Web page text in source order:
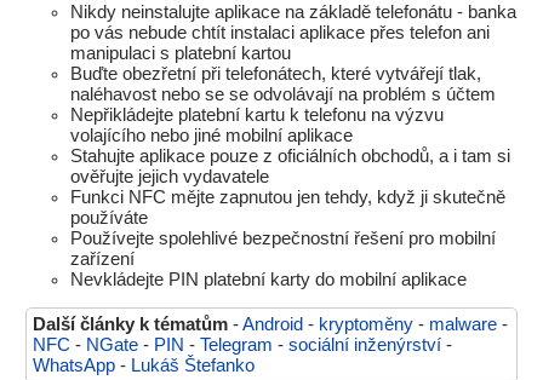
Nikdy neinstalujte aplikace na základě telefonátu - banka
po vás nebude chtít instalaci aplikace přes telefon ani
manipulaci s platební kartou
Buďte obezřetní při telefonátech, které vytvářejí tlak,
naléhavost nebo se se odvolávají na problém s účtem
Nepřikládejte platební kartu k telefonu na výzvu
volajícího nebo jiné mobilní aplikace
Stahujte aplikace pouze z oficiálních obchodů, a i tam si
ověřujte jejich vydavatele
Funkci NFC mějte zapnutou jen tehdy, když ji skutečně
používáte
Používejte spolehlivé bezpečnostní řešení pro mobilní
zařízení
Nevkládejte PIN platební karty do mobilní aplikace
Další články k tématům -Android - kryptoměny - malware -
NFC - NGate - PIN - Telegram - sociální inženýrství -
WhatsApp - Lukáš Štefanko